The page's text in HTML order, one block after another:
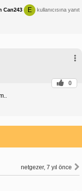
Can243 E kullanıcısına yanıt
0
netgezer, 7 yıl önce